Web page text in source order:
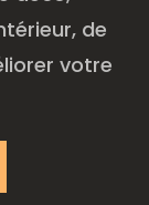
de
votre